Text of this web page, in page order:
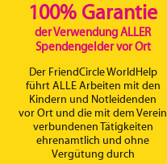
100% Garantie
der Verwendung ALLER
Spendengelder vor Ort
Der FriendCircle WorldHelp
führt ALLE Arbeiten mit den
Kindern und Notleidenden
vor Ort und die mit dem Verein
verbundenen Tätigkeiten
ehrenamtlich und ohne
Vergütung durch